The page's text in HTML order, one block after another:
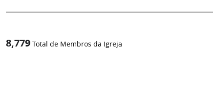
8,779 Total de Membros da Igreja